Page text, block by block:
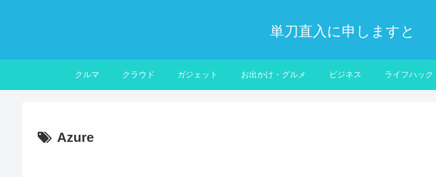
単刀直入に申しますと
クルマ クラウド ガジェット お出かけ・グルメ ビジネス ライフハック
Azure